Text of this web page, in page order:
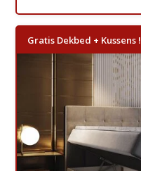
Gratis Dekbed + Kussens !